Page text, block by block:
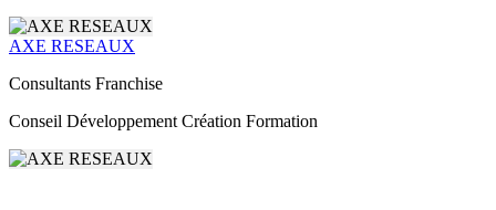
AXE RESEAUX
Consultants Franchise
Conseil Développement Création Formation